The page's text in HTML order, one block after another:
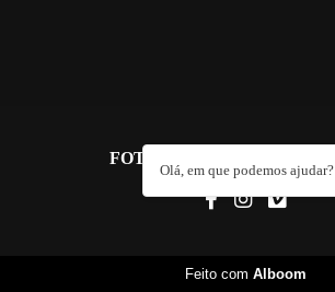
FOTO FUNDADOR
Olá, em que podemos ajudar?
Feito com Alboom